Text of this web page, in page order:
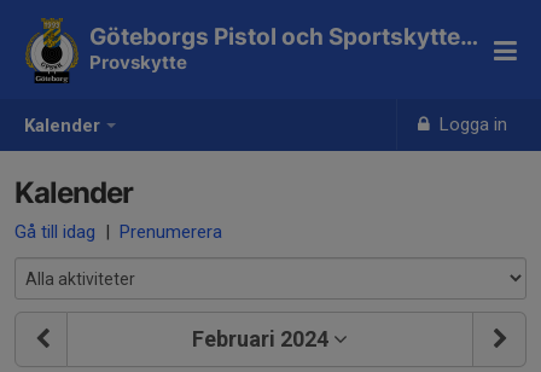
Kalender Logga in
Göteborgs Pistol och Sportskytteklubb
Provskytte
Kalender
Gå till idag | Prenumerera
Februari 2024